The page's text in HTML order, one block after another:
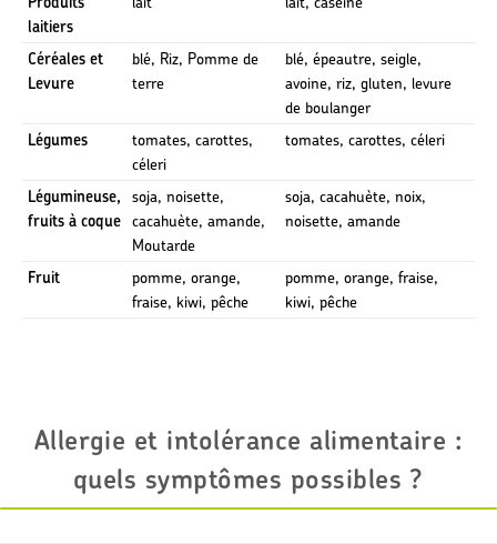
laitiers
Céréales et
Levure
blé, Riz, Pomme de
terre
blé, épeautre, seigle,
avoine, riz, gluten, levure
de boulanger
Légumes
tomates, carottes,
céleri
tomates, carottes, céleri
Légumineuse,
fruits à coque
soja, noisette,
cacahuète, amande,
Moutarde
soja, cacahuète, noix,
noisette, amande
Fruit
pomme, orange,
fraise, kiwi, pêche
pomme, orange, fraise,
kiwi, pêche
Allergie et intolérance alimentaire :
quels symptômes possibles ?